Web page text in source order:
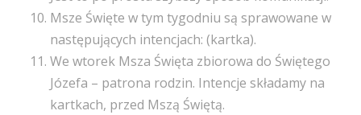
Msze Święte w tym tygodniu są sprawowane w
następujących intencjach: (kartka).
We wtorek Msza Święta zbiorowa do Świętego
Józefa – patrona rodzin. Intencje składamy na
kartkach, przed Mszą Świętą.